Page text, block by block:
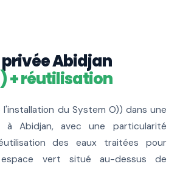
Abidjan
+ réutilisation
du System O)) dans une
à Abidjan, avec une particularité
des eaux traitées pour
vert situé au-dessus de